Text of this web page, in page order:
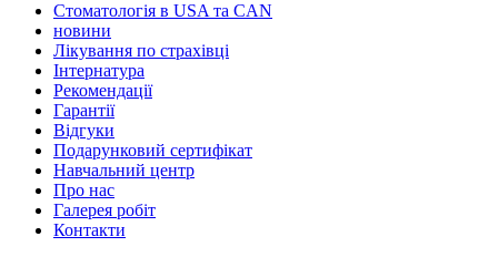
Стоматологія в USA та CAN
новини
Лікування по страхівці
Інтернатура
Рекомендації
Гарантії
Відгуки
Подарунковий сертифікат
Навчальний центр
Про нас
Галерея робіт
Контакти